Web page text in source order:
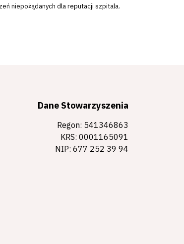
niepożądanych dla reputacji szpitala.
Dane Stowarzyszenia
Regon: 541346863
KRS: 0001165091
NIP: 677 252 39 94